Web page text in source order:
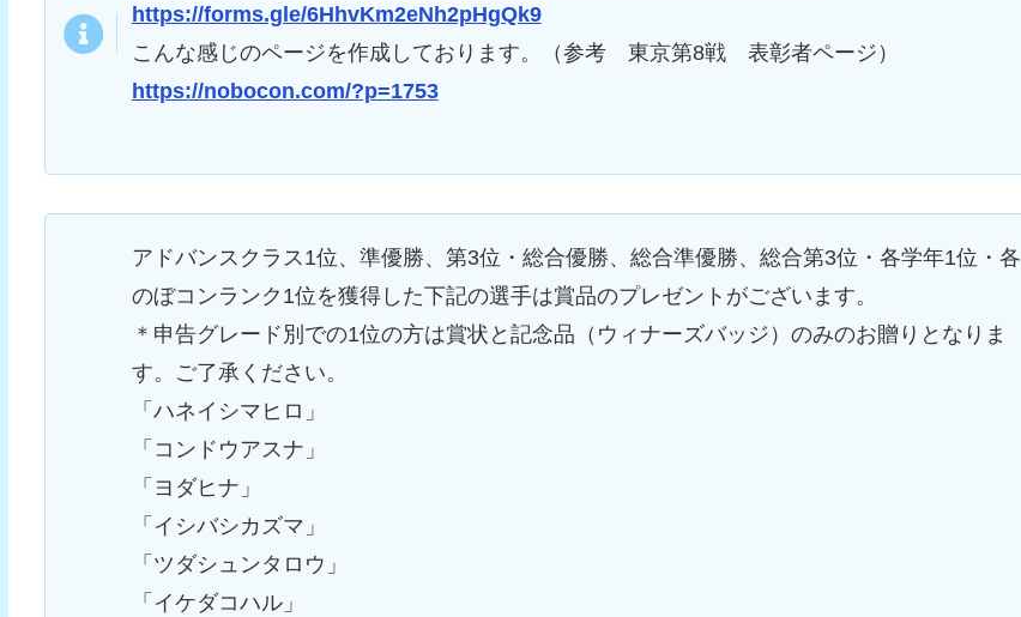
https://forms.gle/6HhvKm2eNh2pHgQk9
こんな感じのページを作成しております。（参考 東京第8戦 表彰者ページ）
https://nobocon.com/?p=1753
アドバンスクラス1位、準優勝、第3位・総合優勝、総合準優勝、総合第3位・各学年1位・各
のぼコンランク1位を獲得した下記の選手は賞品のプレゼントがございます。
＊申告グレード別での1位の方は賞状と記念品（ウィナーズバッジ）のみのお贈りとなりま
す。ご了承ください。
「ハネイシマヒロ」
「コンドウアスナ」
「ヨダヒナ」
「イシバシカズマ」
「ツダシュンタロウ」
「イケダコハル」